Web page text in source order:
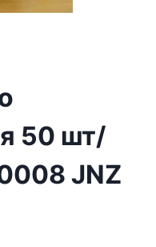
50 шт/
JNZ